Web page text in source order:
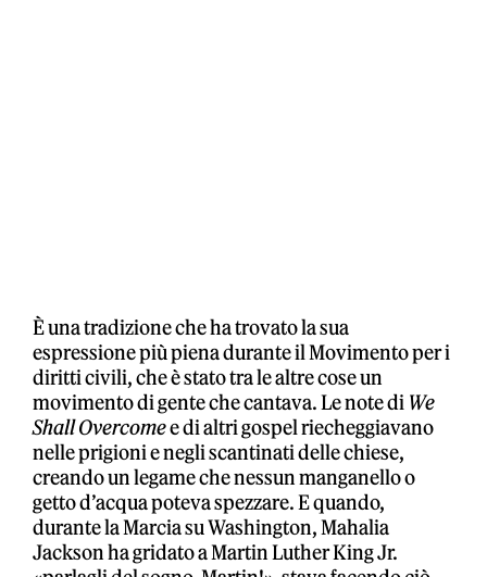
È una tradizione che ha trovato la sua
espressione più piena durante il Movimento per i
diritti civili, che è stato tra le altre cose un
movimento di gente che cantava. Le note di We
Shall Overcomee di altri gospel riecheggiavano
nelle prigioni e negli scantinati delle chiese,
creando un legame che nessun manganello o
getto d’acqua poteva spezzare. E quando,
durante la Marcia su Washington, Mahalia
Jackson ha gridato a Martin Luther King Jr.